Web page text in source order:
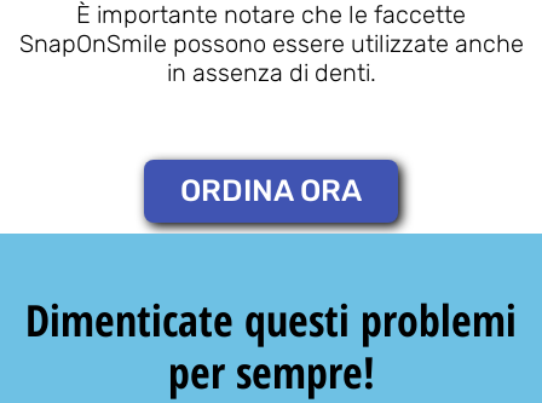
È importante notare che le faccette
SnapOnSmile possono essere utilizzate anche
in assenza di denti.
ORDINA ORA
Dimenticate questi problemi
per sempre!